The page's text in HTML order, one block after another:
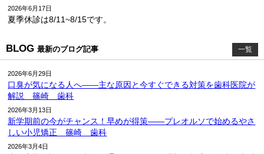
2026年6月17日
夏季休診は8/11~8/15です。
BLOG 最新のブログ記事 一覧
2026年6月29日
口臭が気になる人へ――主な原因と今すぐできる対策を歯科医院が
解説 篠崎 歯科
2026年3月13日
新学期前の今がチャンス！早めが得策――プレオルソで始めるやさ
しい小児矯正 篠崎 歯科
2026年3月4日